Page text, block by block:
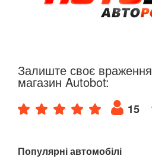
Залиште своє враження
магазин Autobot:
15
Популярні автомобілі